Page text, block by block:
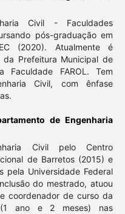
Civil - Faculdades
pós-graduação em
(2020). Atualmente é
da Prefeitura Municipal de
FAROL. Tem
Civil, com ênfase
de Engenharia
Civil pelo Centro
de Barretos (2015) e
pela Universidade Federal
do mestrado, atuou
coordenador de curso da
(1 ano e 2 meses) nas